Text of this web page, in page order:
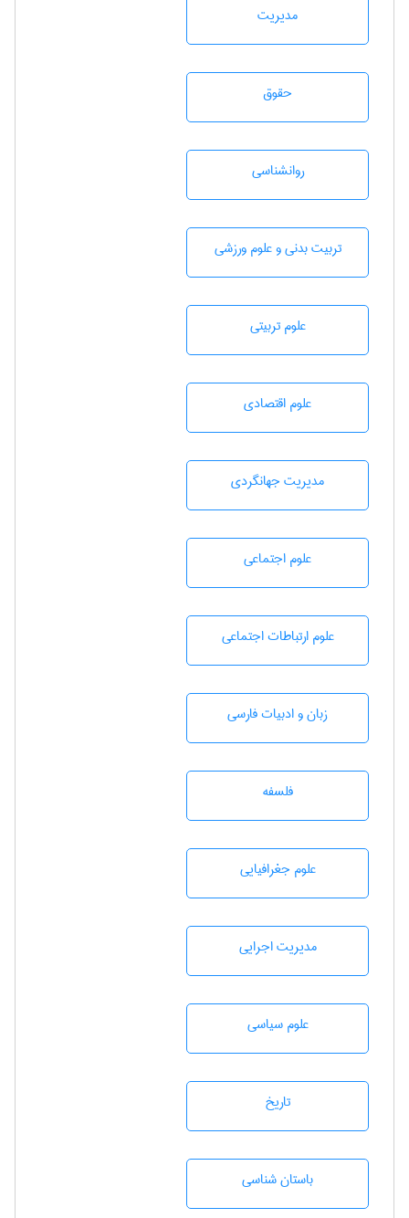
مديريت
حقوق
روانشناسی
تربيت بدنی و علوم ورزشی
علوم تربيتی
علوم اقتصادی
مديريت جهانگردی
علوم اجتماعی
علوم ارتباطات اجتماعی
زبان و ادبيات فارسی
فلسفه
علوم جغرافيايی
مديريت اجرايی
علوم سياسی
تاريخ
باستان شناسی